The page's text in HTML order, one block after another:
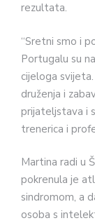
rezultata.
“Sretni smo i
Portugalu su
cijeloga
druženja i
prijateljstava i
trenerica i
Martina radi u
pokrenula je
sindromom, a
osoba s